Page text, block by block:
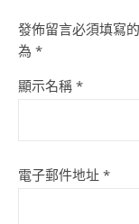
發佈留言必須填寫
為 *
顯示名稱 *
電子郵件地址 *